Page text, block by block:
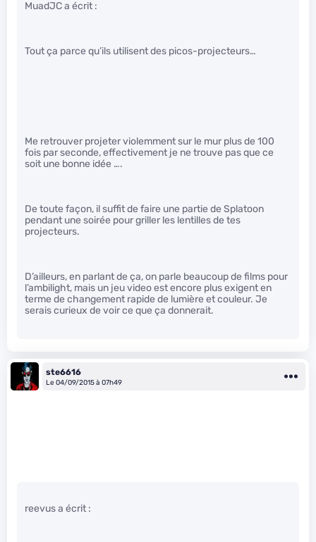
MuadJC a écrit :
Tout ça parce qu’ils utilisent des picos-projecteurs…
Me retrouver projeter violemment sur le mur plus de 100
fois par seconde, effectivement je ne trouve pas que ce
soit une bonne idée ….
De toute façon, il suffit de faire une partie de Splatoon
pendant une soirée pour griller les lentilles de tes
projecteurs.
D’ailleurs, en parlant de ça, on parle beaucoup de films pour
l’ambilight, mais un jeu video est encore plus exigent en
terme de changement rapide de lumière et couleur. Je
serais curieux de voir ce que ça donnerait.
ste6616
Le 04/09/2015 à 07h49
reevus a écrit :